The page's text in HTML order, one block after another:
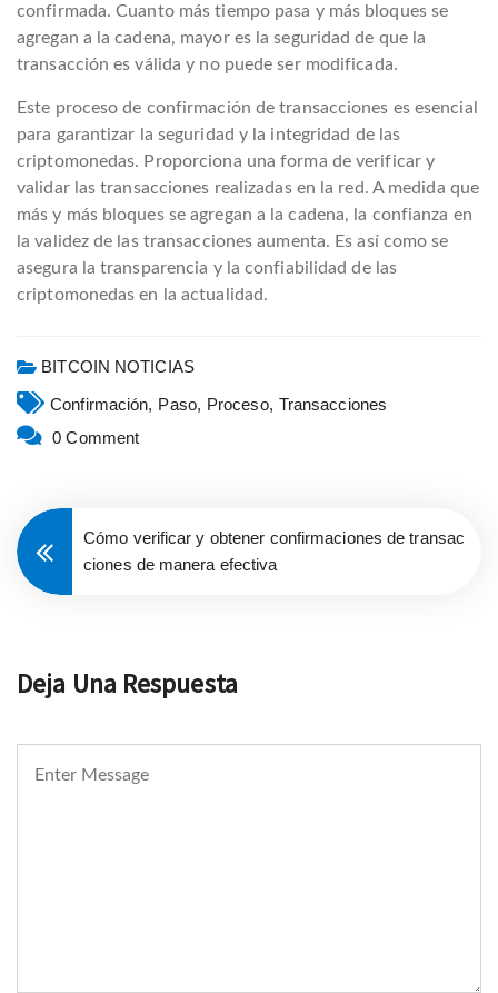
confirmada. Cuanto más tiempo pasa y más bloques se
agregan a la cadena, mayor es la seguridad de que la
transacción es válida y no puede ser modificada.
Este proceso de confirmación de transacciones es esencial
para garantizar la seguridad y la integridad de las
criptomonedas. Proporciona una forma de verificar y
validar las transacciones realizadas en la red. A medida que
más y más bloques se agregan a la cadena, la confianza en
la validez de las transacciones aumenta. Es así como se
asegura la transparencia y la confiabilidad de las
criptomonedas en la actualidad.
BITCOIN NOTICIAS
Confirmación, Paso, Proceso, Transacciones
0 Comment
Cómo verificar y obtener confirmaciones de transac
ciones de manera efectiva
Deja Una Respuesta